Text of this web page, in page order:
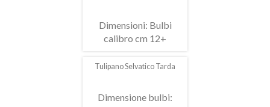
Dimensioni: Bulbi
calibro cm 12+
Tulipano Selvatico Tarda
Dimensione bulbi: